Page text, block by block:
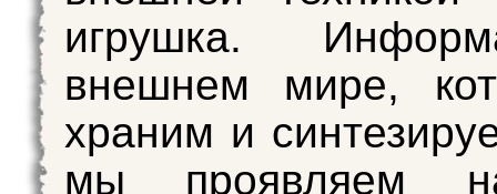
игрушка.
внешнем мире,
храним и
мы проявляем